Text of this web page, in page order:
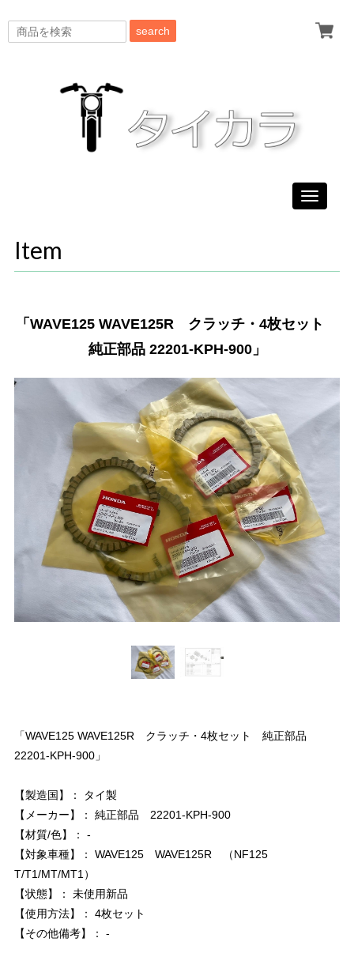
search
Toggle
Item
「WAVE125 WAVE125R クラッチ・4枚セット
純正部品 22201-KPH-900」
「WAVE125 WAVE125R クラッチ・4枚セット 純正部品
22201-KPH-900」
【製造国】： タイ製
【メーカー】： 純正部品 22201-KPH-900
【材質/色】： -
【対象車種】： WAVE125 WAVE125R （NF125
T/T1/MT/MT1）
【状態】： 未使用新品
【使用方法】： 4枚セット
【その他備考】： -